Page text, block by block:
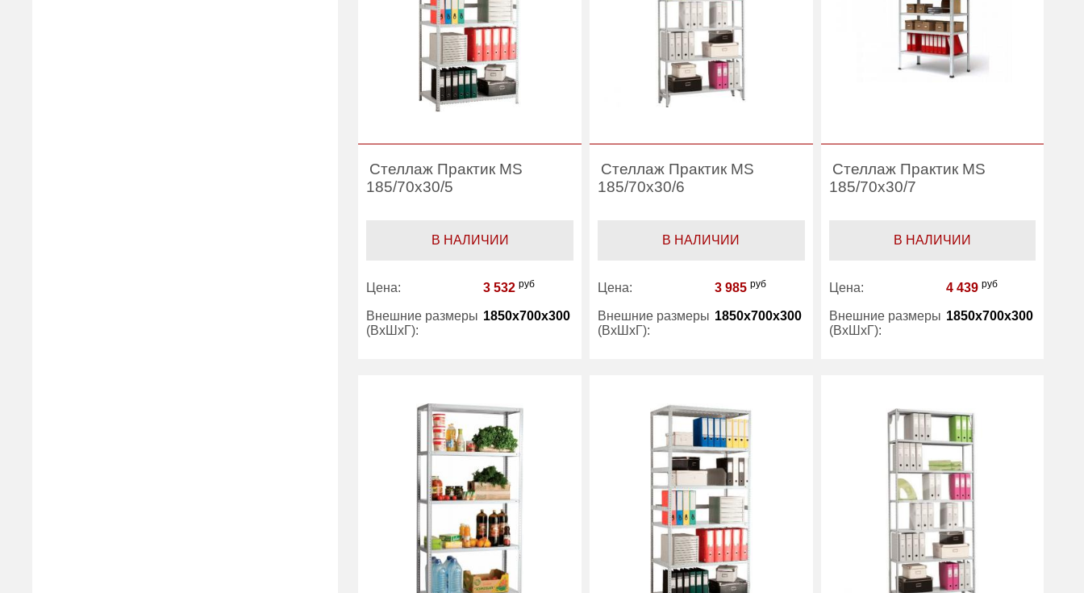
Стеллаж Практик MS
185/70x30/5
В НАЛИЧИИ
Цена: 3 532 руб
Внешние размеры
(ВхШхГ):
1850x700x300
Производитель: Практик
Категория:
Стеллажи
офисные
Стеллаж Практик MS
185/70x30/6
В НАЛИЧИИ
Цена: 3 985 руб
Внешние размеры
(ВхШхГ):
1850x700x300
Производитель: Практик
Стеллажи
офисные
Стеллаж Практик MS
185/70x30/7
В НАЛИЧИИ
Цена: 4 439 руб
Внешние размеры
(ВхШхГ):
1850x700x300
Производитель:
Стеллажи
офисные